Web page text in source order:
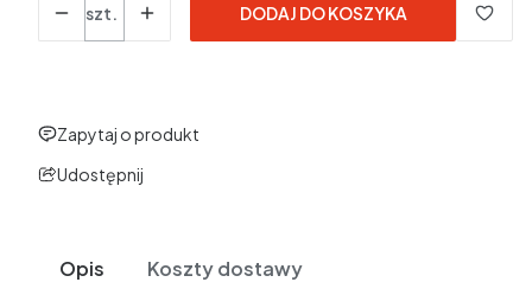
szt.
DODAJ DO KOSZYKA
Zapytaj o produkt
Udostępnij
Opis Koszty dostawy